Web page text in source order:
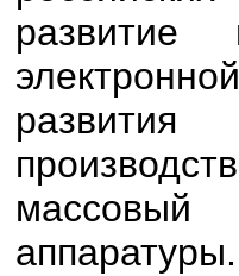
развитие
развития
массовый
аппаратуры.